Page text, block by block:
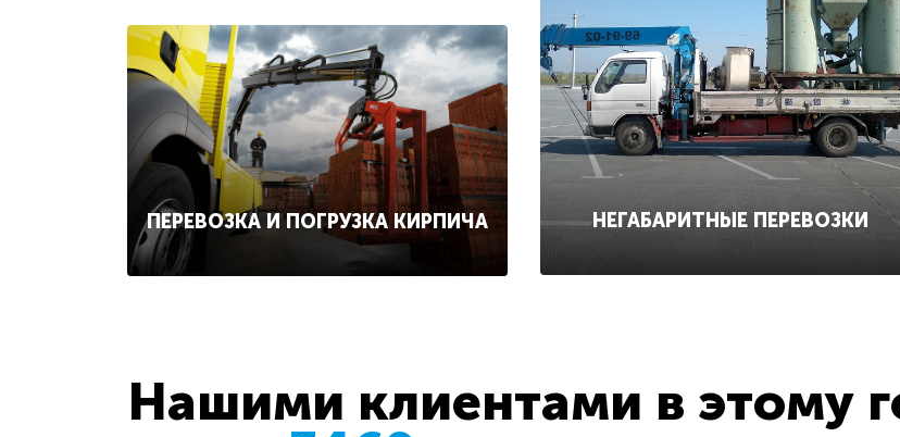
ПЕРЕВОЗКА И ПОГРУЗКА КИРПИЧА НЕГАБАРИТНЫЕ ПЕРЕВОЗКИ
Нашими клиентами в этому